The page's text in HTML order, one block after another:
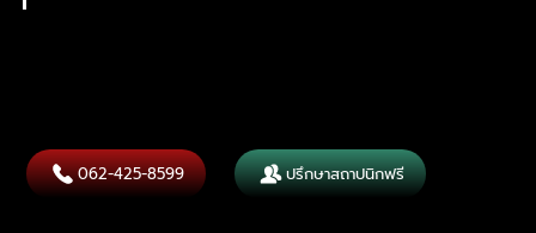
062-425-8599 ปรึกษาสถาปนิกฟรี